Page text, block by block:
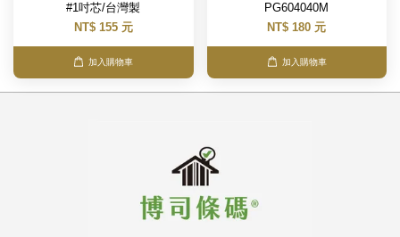
#1吋芯/台灣製
NT$ 155 元
加入購物車
PG604040M
NT$ 180 元
加入購物車